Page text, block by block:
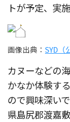
トが予定、実
画像出典： SYD（
カヌーなどの
かなか体験す
ので興味深い
県島尻郡渡嘉